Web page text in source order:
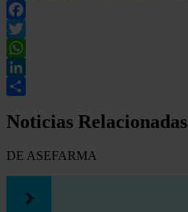
Facebook
Twitter
WhatsApp
LinkedIn
Noticias Relacionadas
DE ASEFARMA